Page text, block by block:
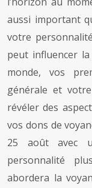
aussi important
votre
peut influencer
monde, vos
générale et
révéler des
vos dons de
25 août avec
personnalité
abordera la